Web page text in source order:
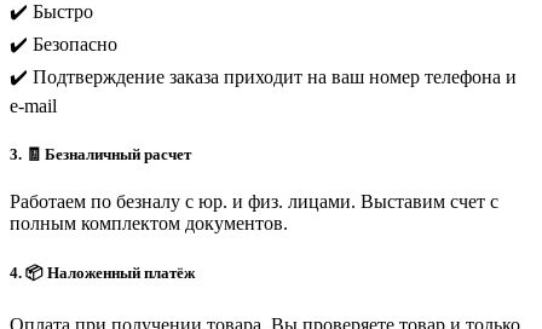
✔️ Быстро
✔️ Безопасно
✔️ Подтверждение заказа приходит на ваш номер телефона и
e-mail
3. 🧾 Безналичный расчет
Работаем по безналу с юр. и физ. лицами. Выставим счет с
полным комплектом документов.
4. 📦 Наложенный платёж